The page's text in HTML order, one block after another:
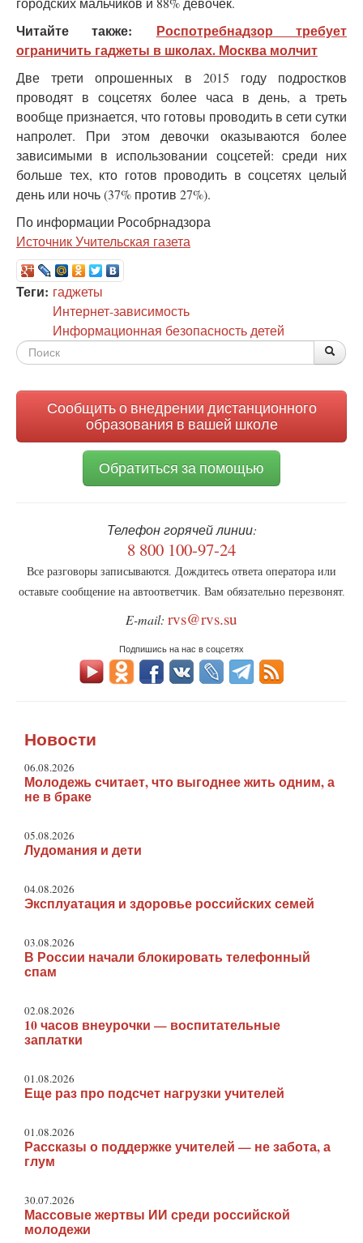
Читайте также: Роспотребнадзор требует
ограничить гаджеты в школах. Москва молчит
Две трети опрошенных в 2015 году подростков
проводят в соцсетях более часа в день, а треть
вообще признается, что готовы проводить в сети сутки
напролет. При этом девочки оказываются более
зависимыми в использовании соцсетей: среди них
больше тех, кто готов проводить в соцсетях целый
день или ночь (37% против 27%).
По информации Рособрнадзора
Источник Учительская газета
Теги: гаджеты
Интернет-зависимость
Информационная безопасность детей
Форма
Сообщить о внедрении дистанционного
образования в вашей школе
Обратиться за помощью
Телефон горячей линии:
8 800 100-97-24
Все разговоры записываются. Дождитесь ответа оператора или
оставьте сообщение на автоответчик. Вам обязательно перезвонят.
E-mail: rvs@rvs.su
Подпишись на нас в соцсетях
Новости
06.08.2026
Молодежь считает, что выгоднее жить одним, а
не в браке
05.08.2026
Лудомания и дети
04.08.2026
Эксплуатация и здоровье российских семей
03.08.2026
В России начали блокировать телефонный
спам
02.08.2026
10 часов внеурочки — воспитательные
заплатки
01.08.2026
Еще раз про подсчет нагрузки учителей
01.08.2026
Рассказы о поддержке учителей — не забота, а
глум
30.07.2026
Массовые жертвы ИИ среди российской
молодежи